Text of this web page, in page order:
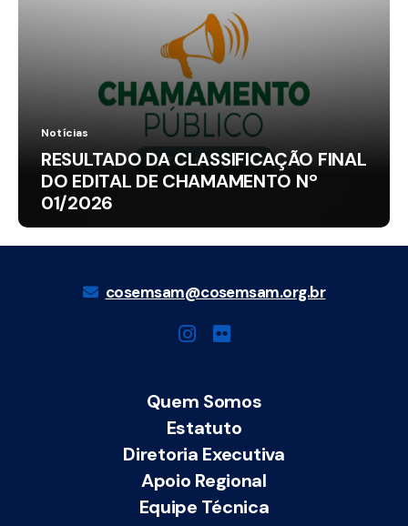
Notícias
RESULTADO DA CLASSIFICAÇÃO FINAL
DO EDITAL DE CHAMAMENTO Nº
01/2026
cosemsam@cosemsam.org.br
Quem Somos
Estatuto
Diretoria Executiva
Apoio Regional
Equipe Técnica